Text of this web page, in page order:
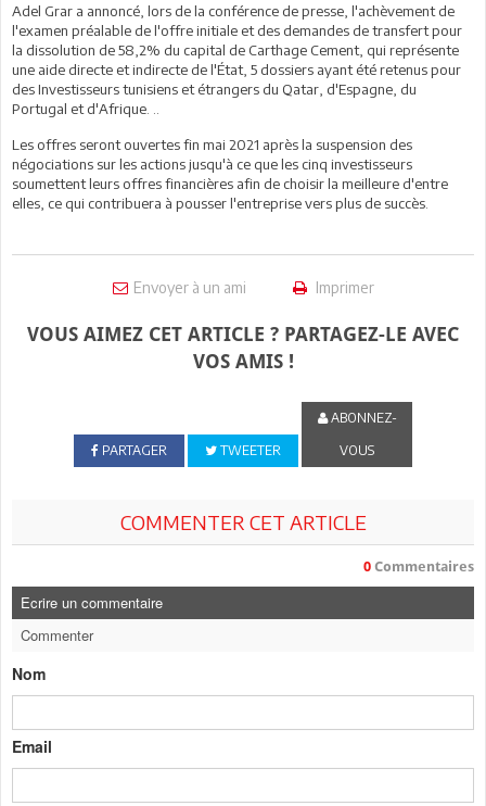
Adel Grar a annoncé, lors de la conférence de presse, l'achèvement de
l'examen préalable de l'offre initiale et des demandes de transfert pour
la dissolution de 58,2% du capital de Carthage Cement, qui représente
une aide directe et indirecte de l'État, 5 dossiers ayant été retenus pour
des Investisseurs tunisiens et étrangers du Qatar, d'Espagne, du
Portugal et d'Afrique. ..
Les offres seront ouvertes fin mai 2021 après la suspension des
négociations sur les actions jusqu'à ce que les cinq investisseurs
soumettent leurs offres financières afin de choisir la meilleure d'entre
elles, ce qui contribuera à pousser l'entreprise vers plus de succès.
Envoyer à un ami Imprimer
VOUS AIMEZ CET ARTICLE ? PARTAGEZ-LE AVEC
VOS AMIS !
PARTAGER TWEETER
ABONNEZ-
VOUS
COMMENTER CET ARTICLE
0 Commentaires
Ecrire un commentaire
Commenter
Nom
Email